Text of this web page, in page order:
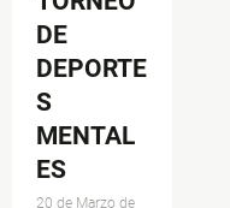
DE
DEPORTE
S
MENTAL
ES
20 de Marzo de